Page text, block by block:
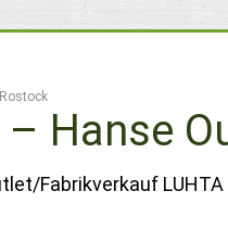
Hanse
Fabrikverkauf